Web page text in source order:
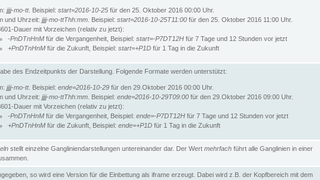
jjjj-mo-tt. Beispiel: start=2016-10-25 für den 25. Oktober 2016 00:00 Uhr.
und Uhrzeit: jjjj-mo-ttThh:mm . Beispiel: start=2016-10-25T11:00 für den 25. Oktober 2016 11:00 Uhr.
Dauer mit Vorzeichen (relativ zu jetzt):
-PnDTnHnM für die Vergangenheit, Beispiel: start=-P7DT12H für 7 Tage und 12 Stunden vor jetzt
+PnDTnHnM für die Zukunft, Beispiel: start=+P1D für 1 Tag in die Zukunft
des Endzeitpunkts der Darstellung. Folgende Formate werden unterstützt:
jjjj-mo-tt. Beispiel: ende=2016-10-29 für den 29.Oktober 2016 00:00 Uhr.
und Uhrzeit: jjjj-mo-ttThh:mm . Beispiel: ende=2016-10-29T09:00 für den 29.Oktober 2016 09:00 Uhr.
Dauer mit Vorzeichen (relativ zu jetzt):
-PnDTnHnM für die Vergangenheit, Beispiel: ende=-P7DT12H für 7 Tage und 12 Stunden vor jetzt
+PnDTnHnM für die Zukunft, Beispiel: ende=+P1D für 1 Tag in die Zukunft
stellt einzelne Gangliniendarstellungen untereinander dar. Der Wert mehrfach führt alle Ganglinien in einer
so wird eine Version für die Einbettung als iframe erzeugt. Dabei wird z.B. der Kopfbereich mit dem